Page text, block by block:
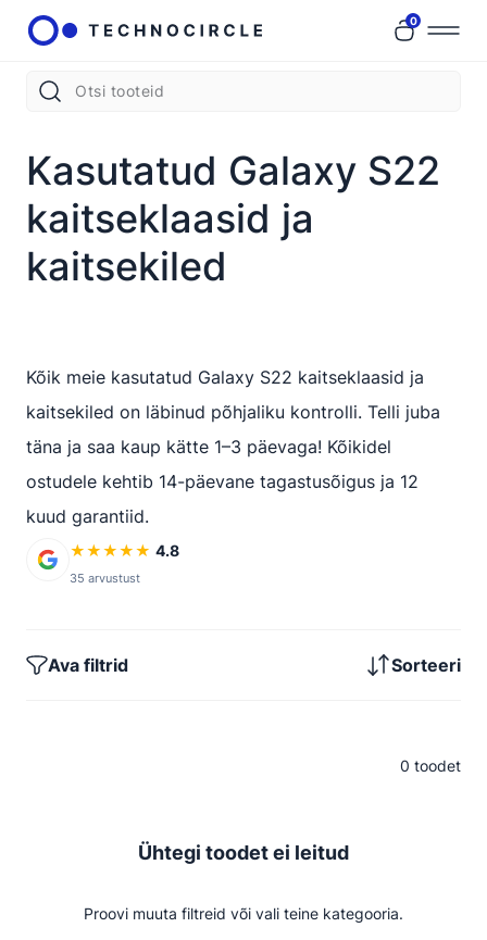
0
Kasutatud Galaxy S22
kaitseklaasid ja
kaitsekiled
Kõik meie kasutatud Galaxy S22 kaitseklaasid ja
kaitsekiled on läbinud põhjaliku kontrolli. Telli juba
täna ja saa kaup kätte 1–3 päevaga! Kõikidel
ostudele kehtib 14-päevane tagastusõigus ja 12
kuud garantiid.
★★★★★ 4.8
35 arvustust
Ava filtrid Sorteeri
0 toodet
Ühtegi toodet ei leitud
Proovi muuta filtreid või vali teine kategooria.